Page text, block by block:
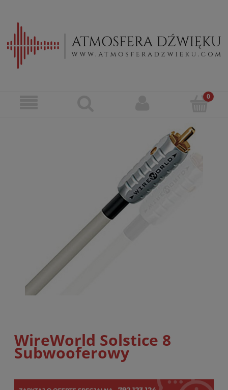
WireWorld Solstice 8
Subwooferowy